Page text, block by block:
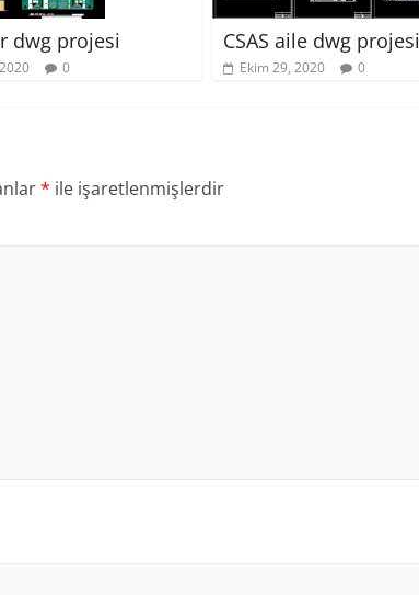
dwg projesi
0
CSAS aile dwg projesi
Ekim 29, 2020 0
* ile işaretlenmişlerdir